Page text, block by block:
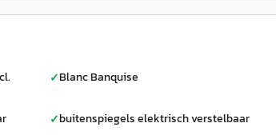
✓Blanc Banquise
✓buitenspiegels elektrisch verstelbaar